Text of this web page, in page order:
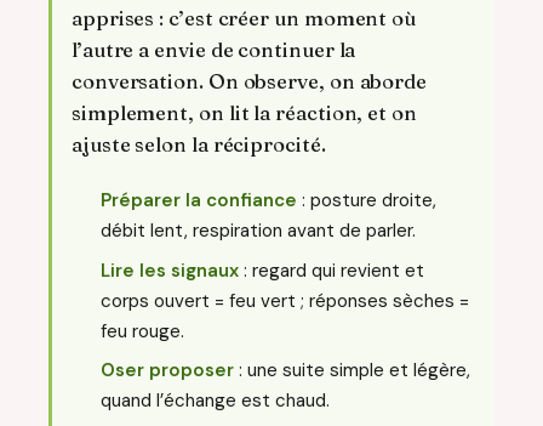
apprises : c’est créer un moment où
l’autre a envie de continuer la
conversation. On observe, on aborde
simplement, on lit la réaction, et on
ajuste selon la réciprocité.
Préparer la confiance : posture droite,
débit lent, respiration avant de parler.
Lire les signaux : regard qui revient et
corps ouvert = feu vert ; réponses sèches =
feu rouge.
Oser proposer : une suite simple et légère,
quand l’échange est chaud.